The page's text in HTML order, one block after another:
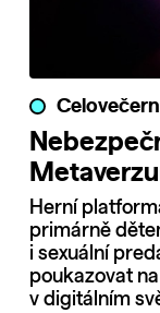
Herní
primárně
i sexuální
poukazovat
v digitálním